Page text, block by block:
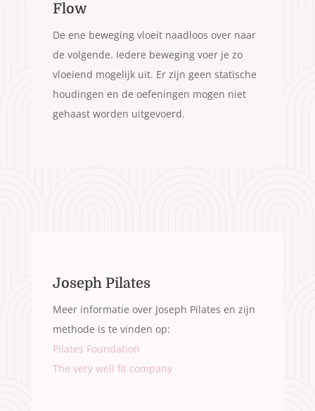
Flow
De ene beweging vloeit naadloos over naar
de volgende. Iedere beweging voer je zo
vloeiend mogelijk uit. Er zijn geen statische
houdingen en de oefeningen mogen niet
gehaast worden uitgevoerd.
Joseph Pilates
Meer informatie over Joseph Pilates en zijn
methode is te vinden op:
Pilates Foundation
The very well fit company